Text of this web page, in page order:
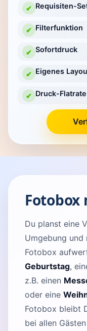
✔ Requisiten-
✔ Filterfunktion
✔ Sofortdruck
✔ Eigenes
✔ Druck-Flatrate
Fotobox
Du planst eine
Umgebung
Fotobox
Geburtstag,
z.B. einen
oder eine
Fotobox bleibt
bei allen